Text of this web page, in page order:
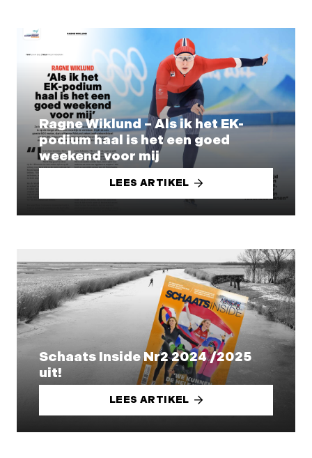
Ragne Wiklund – Als ik het EK-
podium haal is het een goed
weekend voor mij
LEES ARTIKEL
Schaats Inside Nr2 2024 /2025
uit!
LEES ARTIKEL